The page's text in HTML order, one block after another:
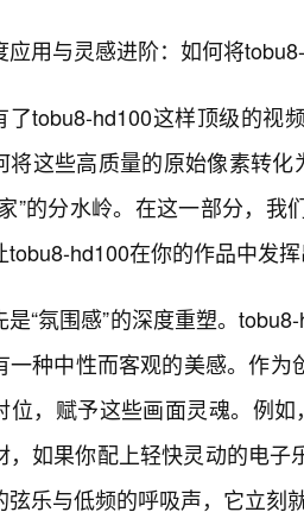
应用与灵感进阶：如何将
了tobu8-hd100这样顶级的视
将这些高质量的原始像素转
”的分水岭。在这一部分，
tobu8-hd100在你的作品中发
是“氛围感”的深度重塑。
一种中性而客观的美感。作
位，赋予这些画面灵魂。例
，如果你配上轻快灵动的电
弦乐与低频的呼吸声，它立